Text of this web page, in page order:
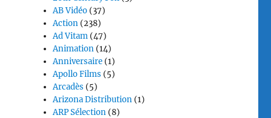
AB Vidéo (37)
Action (238)
Ad Vitam (47)
Animation (14)
Anniversaire (1)
Apollo Films (5)
Arcadès (5)
Arizona Distribution (1)
ARP Sélection (8)